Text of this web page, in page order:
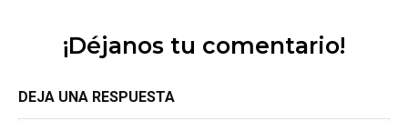
¡Déjanos tu comentario!
DEJA UNA RESPUESTA